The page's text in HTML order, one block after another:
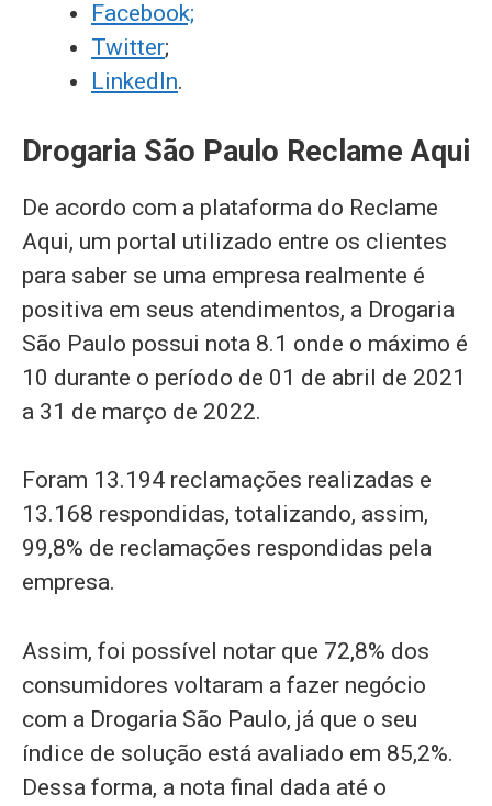
Facebook;
Twitter;
LinkedIn.
Drogaria São Paulo Reclame Aqui
De acordo com a plataforma do Reclame
Aqui, um portal utilizado entre os clientes
para saber se uma empresa realmente é
positiva em seus atendimentos, a Drogaria
São Paulo possui nota 8.1 onde o máximo é
10 durante o período de 01 de abril de 2021
a 31 de março de 2022.
Foram 13.194 reclamações realizadas e
13.168 respondidas, totalizando, assim,
99,8% de reclamações respondidas pela
empresa.
Assim, foi possível notar que 72,8% dos
consumidores voltaram a fazer negócio
com a Drogaria São Paulo, já que o seu
índice de solução está avaliado em 85,2%.
Dessa forma, a nota final dada até o